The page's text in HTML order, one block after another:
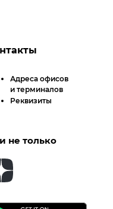
Адреса офисов
и терминалов
Реквизиты
не только